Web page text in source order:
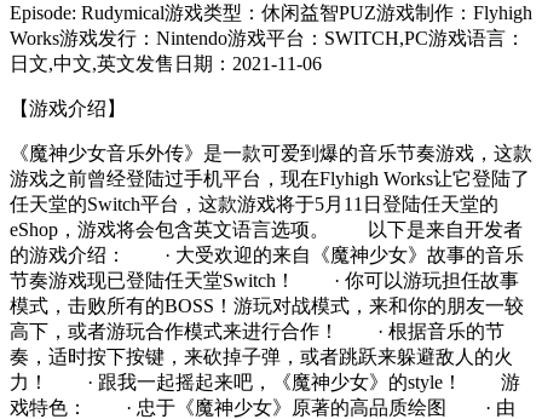
Episode: Rudymical游戏类型：休闲益智PUZ游戏制作：Flyhigh
Works游戏发行：Nintendo游戏平台：SWITCH,PC游戏语言：
日文,中文,英文发售日期：2021-11-06
【游戏介绍】
《魔神少女音乐外传》是一款可爱到爆的音乐节奏游戏，这款
游戏之前曾经登陆过手机平台，现在Flyhigh Works让它登陆了
任天堂的Switch平台，这款游戏将于5月11日登陆任天堂的
eShop，游戏将会包含英文语言选项。 以下是来自开发者
的游戏介绍： · 大受欢迎的来自《魔神少女》故事的音乐
节奏游戏现已登陆任天堂Switch！ · 你可以游玩担任故事
模式，击败所有的BOSS！游玩对战模式，来和你的朋友一较
高下，或者游玩合作模式来进行合作！ · 根据音乐的节
奏，适时按下按键，来砍掉子弹，或者跳跃来躲避敌人的火
力！ · 跟我一起摇起来吧，《魔神少女》的style！ 游
戏特色： · 忠于《魔神少女》原著的高品质绘图 · 由